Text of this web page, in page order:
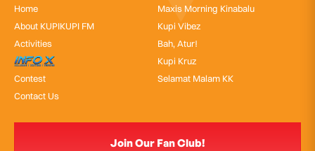
Home
About KUPIKUPI FM
Activities
InfoX
Contest
Contact Us
Maxis Morning Kinabalu
Kupi Vibez
Bah, Atur!
Kupi Kruz
Selamat Malam KK
Join Our Fan Club!